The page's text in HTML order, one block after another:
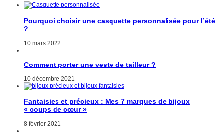
Pourquoi choisir une casquette personnalisée pour l’été
?
10 mars 2022
Comment porter une veste de tailleur ?
10 décembre 2021
Fantaisies et précieux : Mes 7 marques de bijoux
« coups de cœur »
8 février 2021